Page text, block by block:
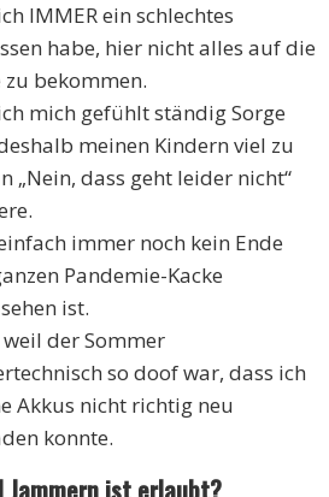
IMMER ein schlechtes
habe, hier nicht alles auf die
zu bekommen.
mich gefühlt ständig Sorge
meinen Kindern viel zu
„Nein, dass geht leider nicht“
immer noch kein Ende
Pandemie-Kacke
ist.
weil der Sommer
so doof war, dass ich
Akkus nicht richtig neu
konnte.